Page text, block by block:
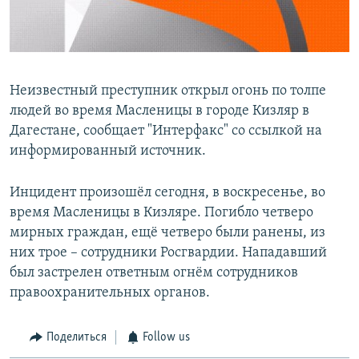
Հայերեն
English
Русский
Все сайты Радио Азатутюн
Неизвестный преступник открыл огонь по толпе
людей во время Масленицы в городе Кизляр в
Дагестане, сообщает "Интерфакс" со ссылкой на
информированный источник.
Инцидент произошёл сегодня, в воскресенье, во
время Масленицы в Кизляре. Погибло четверо
мирных граждан, ещё четверо были ранены, из
них трое – сотрудники Росгвардии. Нападавший
был застрелен ответным огнём сотрудников
правоохранительных органов.
Поделиться Follow us